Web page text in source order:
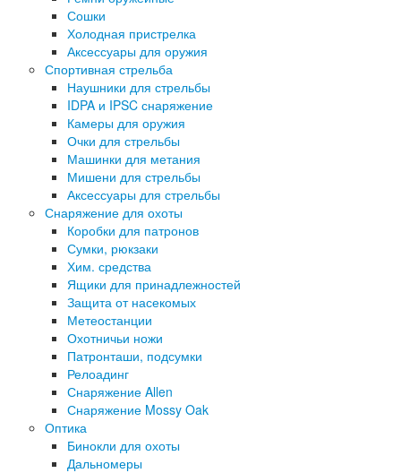
Сошки
Холодная пристрелка
Аксессуары для оружия
Спортивная стрельба
Наушники для стрельбы
IDPA и IPSC снаряжение
Камеры для оружия
Очки для стрельбы
Машинки для метания
Мишени для стрельбы
Аксессуары для стрельбы
Снаряжение для охоты
Коробки для патронов
Сумки, рюкзаки
Хим. средства
Ящики для принадлежностей
Защита от насекомых
Метеостанции
Охотничьи ножи
Патронташи, подсумки
Релоадинг
Снаряжение Allen
Снаряжение Mossy Oak
Оптика
Бинокли для охоты
Дальномеры